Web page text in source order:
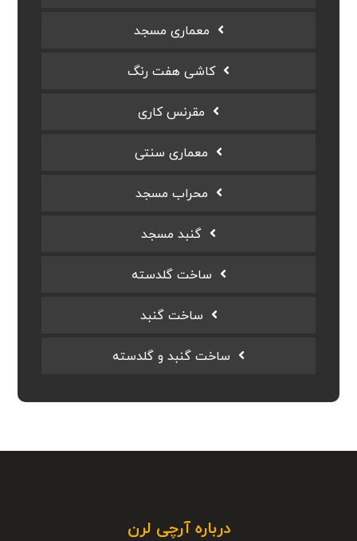
معماری مسجد
کاشی هفت رنگ
مقرنس کاری
معماری سنتی
محراب مسجد
گنبد مسجد
ساخت گلدسته
ساخت گنبد
ساخت گنبد و گلدسته
درباره آرچی لرن